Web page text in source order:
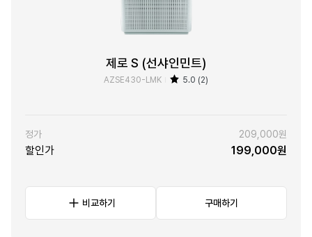
제로 S (선샤인민트)
AZSE430-LMK 5.0 (2)
정가 209,000원
할인가 199,000원
비교하기 구매하기